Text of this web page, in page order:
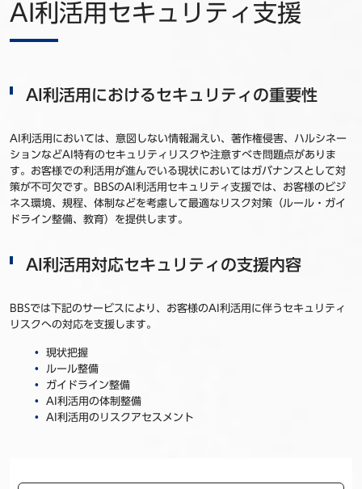
AI利活用セキュリティ支援
AI利活用におけるセキュリティの重要性
AI利活用においては、意図しない情報漏えい、著作権侵害、ハルシネー
ションなどAI特有のセキュリティリスクや注意すべき問題点がありま
す。お客様での利活用が進んでいる現状においてはガバナンスとして対
策が不可欠です。BBSのAI利活用セキュリティ支援では、お客様のビジ
ネス環境、規程、体制などを考慮して最適なリスク対策（ルール・ガイ
ドライン整備、教育）を提供します。
AI利活用対応セキュリティの支援内容
BBSでは下記のサービスにより、お客様のAI利活用に伴うセキュリティ
リスクへの対応を支援します。
現状把握
ルール整備
ガイドライン整備
AI利活用の体制整備
AI利活用のリスクアセスメント